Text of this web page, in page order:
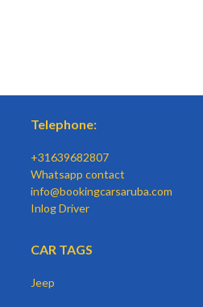
Telephone:
+31639682807
Whatsapp contact
info@bookingcarsaruba.com
Inlog Driver
CAR TAGS
Jeep